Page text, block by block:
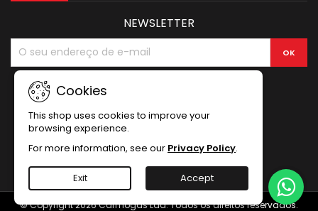
Cookies
This shop uses cookies to improve your
browsing experience.
For more information, see our Privacy Policy.
Exit Accept
NEWSLETTER
© Copyright 2026 Carmogás Lda. Todos os direitos reservados.